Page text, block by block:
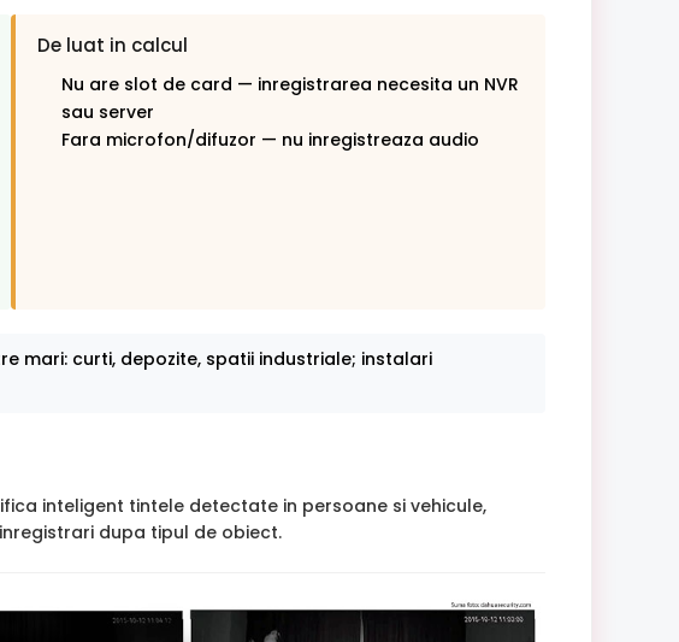
De luat in calcul
Nu are slot de card — inregistrarea necesita un NVR
sau server
Fara microfon/difuzor — nu inregistreaza audio
mari: curti, depozite, spatii industriale; instalari
inteligent tintele detectate in persoane si vehicule,
dupa tipul de obiect.